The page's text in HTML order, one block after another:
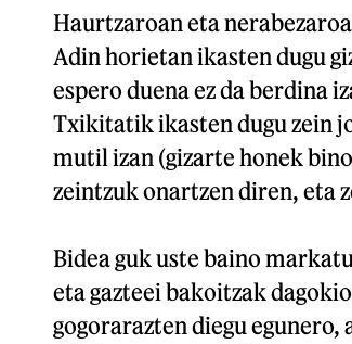
Haurtzaroan eta
Adin horietan ikasten dugu
espero duena ez da berdina
Txikitatik ikasten dugu zein
mutil izan (gizarte honek
zeintzuk onartzen diren, eta
Bidea guk uste baino
eta gazteei bakoitzak
gogorarazten diegu